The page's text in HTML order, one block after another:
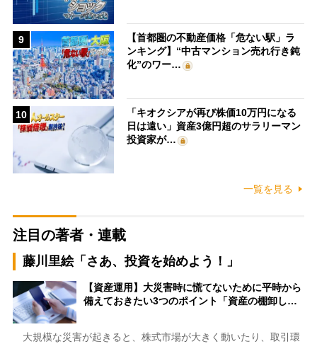
9
【首都圏の不動産価格「危ない駅」ラ
ンキング】“中古マンション売れ行き鈍
化”のワー…
10
「キオクシアが再び株価10万円になる
日は遠い」資産3億円超のサラリーマン
投資家が…
一覧を見る
注目の著者・連載
藤川里絵「さあ、投資を始めよう！」
【資産運用】大災害時に慌てないために平時から
備えておきたい3つのポイント「資産の棚卸し…
大規模な災害が起きると、株式市場が大きく動いたり、取引環